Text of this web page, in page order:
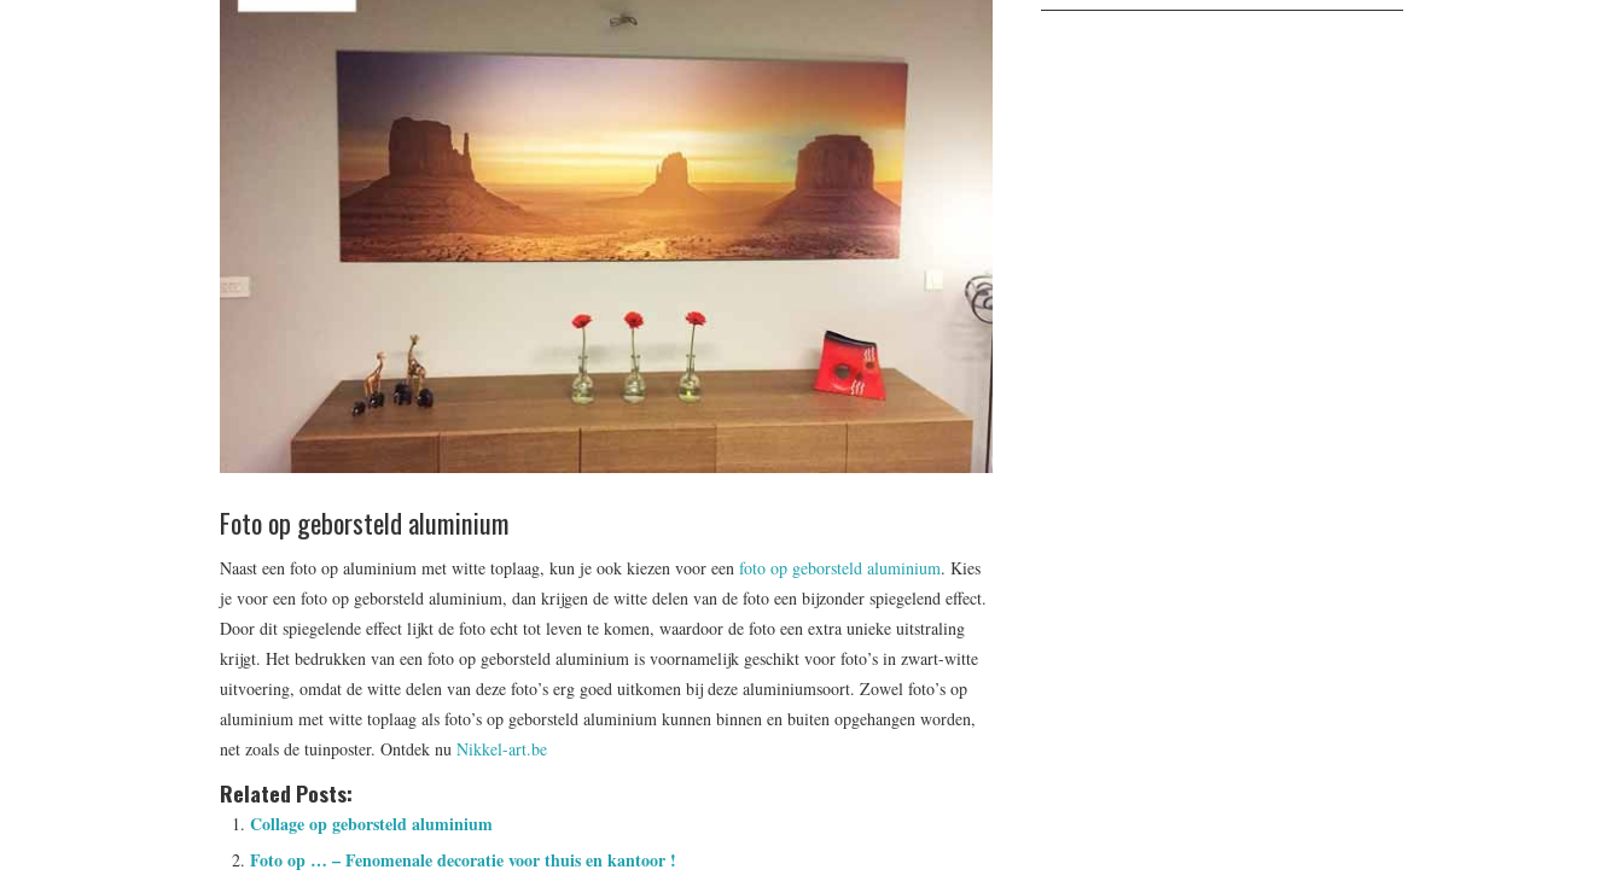
Foto op geborsteld aluminium
Naast een foto op aluminium met witte toplaag, kun je ook kiezen voor een foto op geborsteld aluminium. Kies
je voor een foto op geborsteld aluminium, dan krijgen de witte delen van de foto een bijzonder spiegelend effect.
Door dit spiegelende effect lijkt de foto echt tot leven te komen, waardoor de foto een extra unieke uitstraling
krijgt. Het bedrukken van een foto op geborsteld aluminium is voornamelijk geschikt voor foto’s in zwart-witte
uitvoering, omdat de witte delen van deze foto’s erg goed uitkomen bij deze aluminiumsoort. Zowel foto’s op
aluminium met witte toplaag als foto’s op geborsteld aluminium kunnen binnen en buiten opgehangen worden,
net zoals de tuinposter. Ontdek nu Nikkel-art.be
Related Posts:
Collage op geborsteld aluminium
Foto op … – Fenomenale decoratie voor thuis en kantoor !